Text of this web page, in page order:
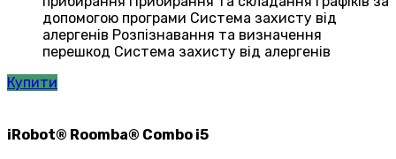
допомогою програми Система захисту від
алергенів Розпізнавання та визначення
перешкод Система захисту від алергенів
Купити
iRobot® Roomba® Combo i5